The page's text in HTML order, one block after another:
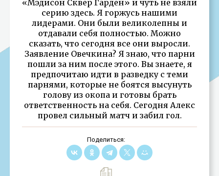
«Мэдисон Сквер Гарден» и чуть не взяли
серию здесь. Я горжусь нашими
лидерами. Они были великолепны и
отдавали себя полностью. Можно
сказать, что сегодня все они выросли.
Заявление Овечкина? Я знаю, что парни
пошли за ним после этого. Вы знаете, я
предпочитаю идти в разведку с теми
парнями, которые не боятся высунуть
голову из окопа и готовы брать
ответственность на себя. Сегодня Алекс
провел сильный матч и забил гол.
Поделиться: